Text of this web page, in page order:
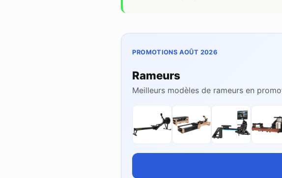
PROMOTIONS AOÛT 2026
Rameurs
Meilleurs modèles de rameurs en